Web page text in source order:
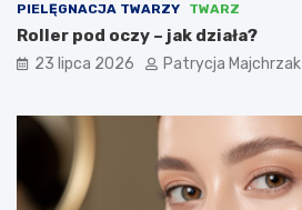
PIELĘGNACJA TWARZY TWARZ
Roller pod oczy – jak działa?
23 lipca 2026 Patrycja Majchrzak